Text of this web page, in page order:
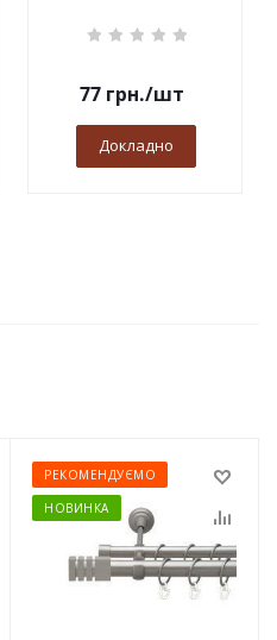
77грн./шт
Докладно
РЕКОМЕНДУЄМО
НОВИНКА